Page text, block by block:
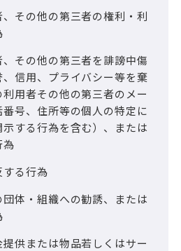
その他の第三者の権利・利
その他の第三者を誹謗中傷
、信用、プライバシー等を棄
用者その他の第三者のメー
号、住所等の個人の特定に
する行為を含む）、または
為
する行為
体・組織への勧誘、または
供または物品若しくはサー